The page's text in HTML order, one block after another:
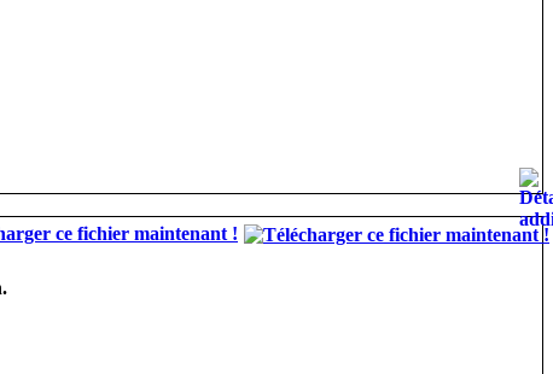
ce fichier maintenant !